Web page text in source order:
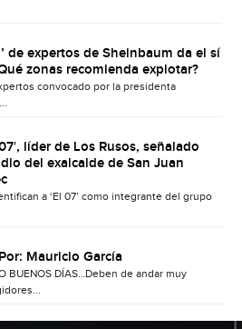
de expertos de Sheinbaum da el sí
zonas recomienda explotar?
convocado por la presidenta
líder de Los Rusos, señalado
del exalcalde de San Juan
a ‘El 07’ como integrante del grupo
Mauricio García
BUENOS DÍAS…Deben de andar muy